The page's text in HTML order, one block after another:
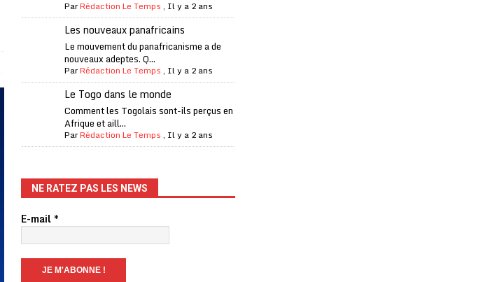
A LA UNE
ans
A LA UNE
des Coupes du monde
ParRédaction Le Temps , Il y a 2 ans
Les nouveaux panafricains
Le mouvement du panafricanisme a de
nouveaux adeptes. Q...
ParRédaction Le Temps , Il y a 2 ans
Le Togo dans le monde
Comment les Togolais sont-ils perçus en
Afrique et aill...
ParRédaction Le Temps , Il y a 2 ans
NE RATEZ PAS LES NEWS
E-mail*